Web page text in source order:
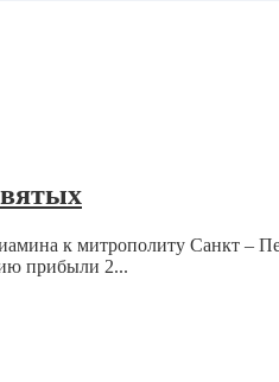
к митрополиту Санкт –
прибыли 2...